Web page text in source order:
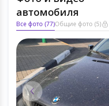
автомобиля
Все фото (77)Общие фото (5)